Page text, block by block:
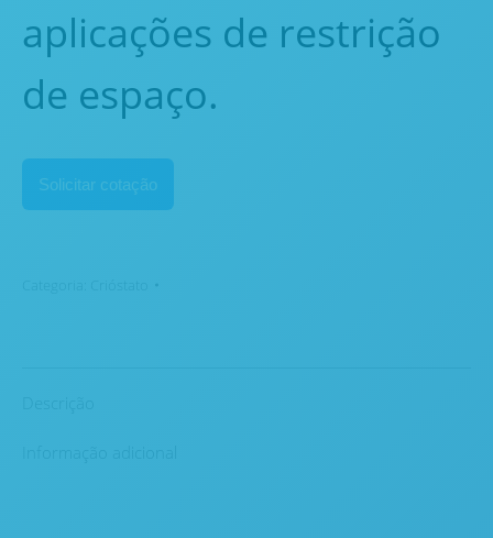
aplicações de restrição
de espaço.
Solicitar cotação